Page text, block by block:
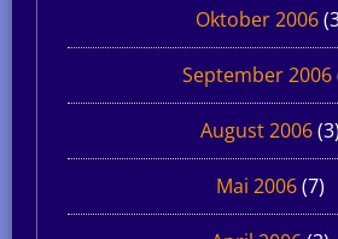
Oktober 2006
September 2006
August 2006(3)
Mai 2006(7)